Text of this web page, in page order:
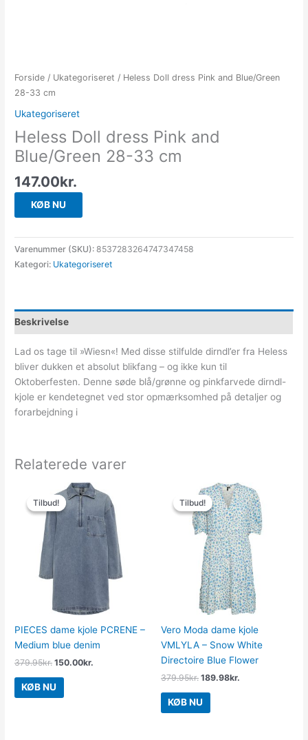
Forside / Ukategoriseret / Heless Doll dress Pink and Blue/Green
28-33 cm
Ukategoriseret
Heless Doll dress Pink and
Blue/Green 28-33 cm
147.00kr.
KØB NU
Varenummer (SKU):8537283264747347458
Kategori: Ukategoriseret
Beskrivelse
Lad os tage til »Wiesn«! Med disse stilfulde dirndl’er fra Heless
bliver dukken et absolut blikfang – og ikke kun til
Oktoberfesten. Denne søde blå/grønne og pinkfarvede dirndl-
kjole er kendetegnet ved stor opmærksomhed på detaljer og
forarbejdning i
Relaterede varer
Tilbud!
Tilbud!
PIECES dame kjole PCRENE –
Medium blue denim
379.95kr.
Den
oprindelige
pris
379.95kr..
150.00kr.
Den
aktuelle
pris
er:
150.00kr..
KØB NU
Tilbud!
Tilbud!
Vero Moda dame kjole
VMLYLA – Snow White
Directoire Blue Flower
379.95kr.
Den
oprindelige
pris
var:
379.95kr..
189.98kr.
Den
aktuelle
pris
er:
189.98kr..
KØB NU